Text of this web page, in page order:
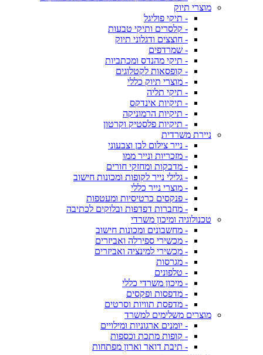
מוצרי תיוק
- תיקי פוליגל
- קלסרים ותיקי טבעות
- חוצצים ודגלוני תיוק
- שמרדפים
- תיקי מהנדס ומכתביות
- קופסאות לקטלוגים
- מוצרי תיוק כללי
- תיקי תליה
- תיקיות אינדקס
- תיקיות הרמוניקה
- תיקיות פלסטיק וקרטון
ניירת משרדית
- נייר צילום לבן וצבעוני
- מזכריות ונייר ממו
- מדבקות ומחזקי חורים
- גלילי נייר לקופות ומכונות חישוב
- מוצרי נייר כללי
- פנקסים כרטיסיות ומעטפות
- מחברות דפדפות ובלוקים לכתיבה
טכנולוגיה ומיכון משרדי
- מחשבונים ומכונות חישוב
- מכשירי ספירלה ואביזרים
- מכשירי למינציה ואביזרים
- מגרסות
- טלפונים
- מיכון משרדי כללי
- מדפסות ופקסים
- מדפסת תוויות וסרטים
מוצרים משלימים למשרד
- יומנים ארגוניות ומילויים
- קופות מתכת וכספות
- תיבת דואר וארון מפתחות